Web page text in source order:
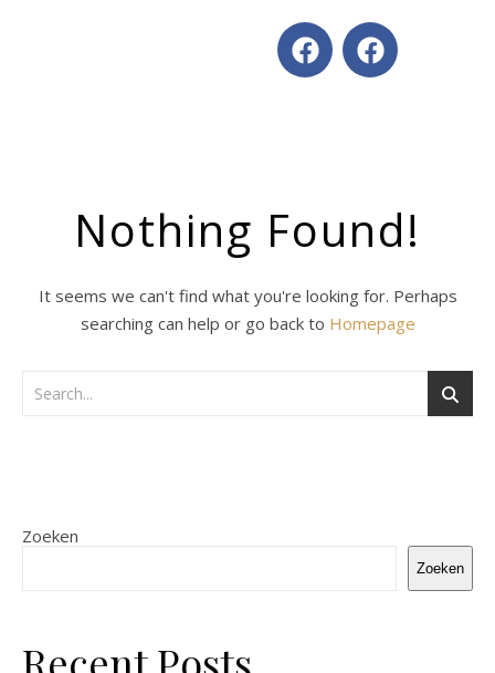
Nothing Found!
It seems we can't find what you're looking for. Perhaps
searching can help or go back to Homepage
Zoeken
Zoeken
Recent Posts